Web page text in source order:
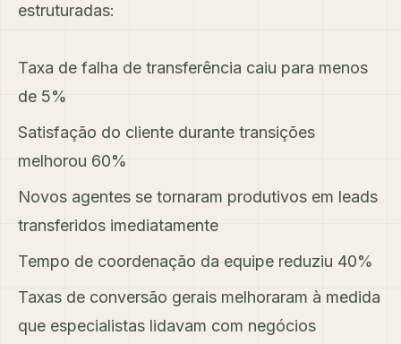
estruturadas:
Taxa de falha de transferência caiu para menos
de 5%
Satisfação do cliente durante transições
melhorou 60%
Novos agentes se tornaram produtivos em leads
transferidos imediatamente
Tempo de coordenação da equipe reduziu 40%
Taxas de conversão gerais melhoraram à medida
que especialistas lidavam com negócios